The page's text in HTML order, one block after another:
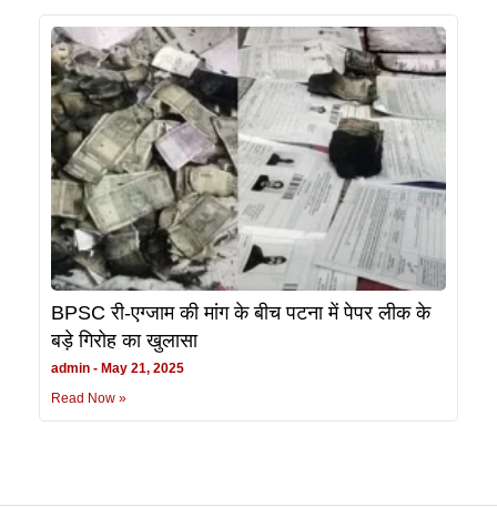
BPSC री-एग्जाम की मांग के बीच पटना में पेपर लीक के
बड़े गिरोह का खुलासा
admin
May 21, 2025
Read Now »